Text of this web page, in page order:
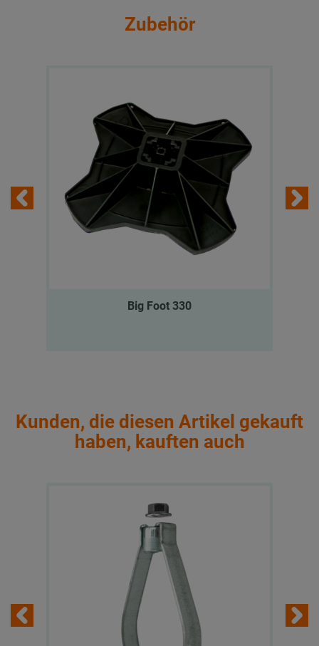
Zubehör
Big Foot 330
Kunden, die diesen Artikel gekauft
haben, kauften auch